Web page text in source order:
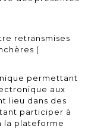
retransmises
(
permettant
aux
lieu dans des
participer à
la plateforme